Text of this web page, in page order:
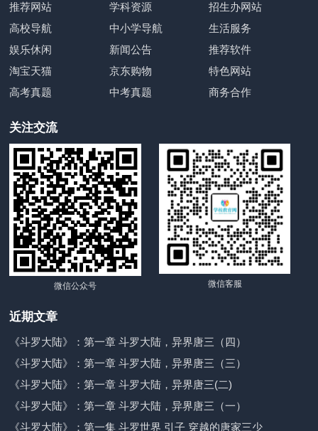
推荐网站 学科资源
招生办网站
高校导航
中小学导航
生活服务
娱乐休闲
新闻公告
推荐软件
淘宝天猫
京东购物
特色网站
高考真题
中考真题 商务合作
关注交流
微信公众号 微信客服
近期文章
《斗罗大陆》：第一章 斗罗大陆，异界唐三（四）
《斗罗大陆》：第一章 斗罗大陆，异界唐三（三）
《斗罗大陆》：第一章 斗罗大陆，异界唐三(二)
《斗罗大陆》：第一章 斗罗大陆，异界唐三（一）
《斗罗大陆》：第一集 斗罗世界 引子 穿越的唐家三少